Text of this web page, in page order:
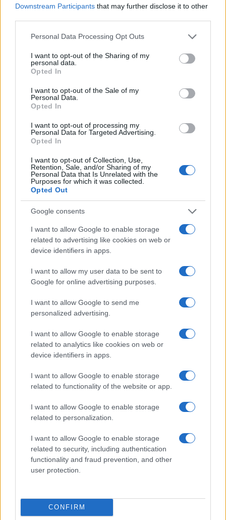
Downstream Participants that may further disclose it to other
Please note that this website/app uses one or more Google
not limited to your visit or usage behaviour. You may click to
grant or deny consent to Google and its third-party tags to
use your data for below specified purposes in below Google
consent section.
Personal Data Processing Opt Outs
I want to opt-out of the Sharing of my
personal data.
Opted In
I want to opt-out of the Sale of my
Personal Data.
Opted In
I want to opt-out of processing my
Personal Data for Targeted Advertising.
Opted In
I want to opt-out of Collection, Use,
Retention, Sale, and/or Sharing of my
Personal Data that Is Unrelated with the
Purposes for which it was collected.
Opted Out
Google consents
I want to allow Google to enable storage
related to advertising like cookies on web or
device identifiers in apps.
I want to allow my user data to be sent to
Google for online advertising purposes.
I want to allow Google to send me
personalized advertising.
I want to allow Google to enable storage
related to analytics like cookies on web or
device identifiers in apps.
I want to allow Google to enable storage
related to functionality of the website or app.
I want to allow Google to enable storage
related to personalization.
I want to allow Google to enable storage
related to security, including authentication
functionality and fraud prevention, and other
user protection.
CONFIRM
Η Toyota φέρνει νέα γενιά
μπαταριών για τα υβριδικά
Σε κινεζική… πολιορκία η
Νέο Audi A2 e-tron με στόχο την κορυφή της
Εθνική Παίδων: Απώλεσε
προβάδισμα 13 πόντων και
Βίκο Ιωαννίνων
ανοίγει δρόμο για δάνεια έως 5 δισ. σε μικρομεσαίες
Β.Σ. Καρούλιας: Τζίρος 98,7
εκατ. ευρώ και αύξηση
κερδών 57% - Τα νέα
στοιχήματα σε low & non
alcohol
Deloitte Ελλάδος:
Χρηματοοικονομικός
σύμβουλος της ΔΕΗ για την
είσοδο στην πολωνική